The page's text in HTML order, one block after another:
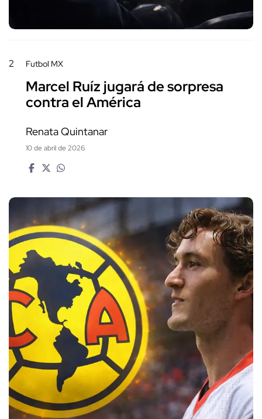
2 Futbol MX
Marcel Ruíz jugará de sorpresa
contra el América
Renata Quintanar
10 de abril de 2026